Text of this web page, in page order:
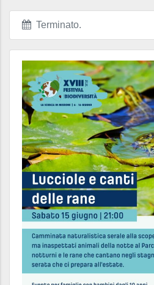
Terminato.